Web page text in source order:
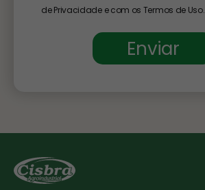
de Privacidade e com os Termos de Uso.
Enviar